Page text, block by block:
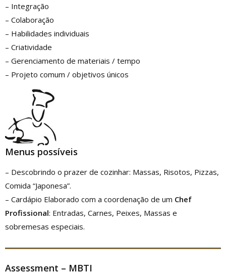
– Integração
– Colaboração
– Habilidades individuais
– Criatividade
– Gerenciamento de materiais / tempo
– Projeto comum / objetivos únicos
Menus possíveis
– Descobrindo o prazer de cozinhar: Massas, Risotos, Pizzas,
Comida “Japonesa”.
– Cardápio Elaborado com a coordenação de um Chef
Profissional: Entradas, Carnes, Peixes, Massas e
sobremesas especiais.
Assessment – MBTI